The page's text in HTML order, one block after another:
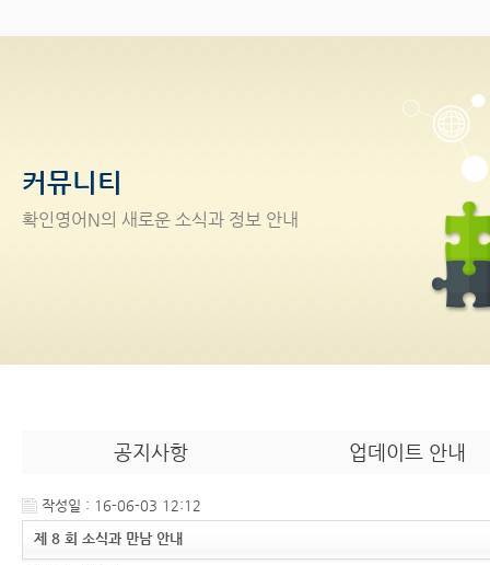
커뮤니티
확인영어 N의 새로운 소식과 정보 안내
공지사항 업데이트 안내
작성일 : 16-06-03 12:12
제 8 회 소식과 만남 안내